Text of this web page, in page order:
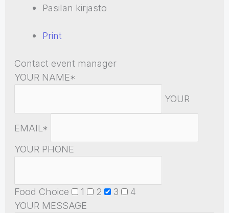
Pasilan kirjasto
Print
Contact event manager
YOUR NAME*
YOUR
EMAIL*
YOUR PHONE
Food Choice 1 2 3
4
YOUR MESSAGE